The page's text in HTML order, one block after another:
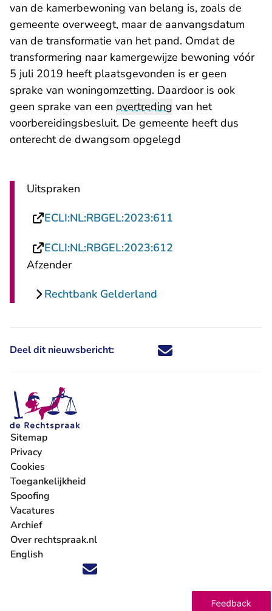
van de kamerbewoning van belang is, zoals de
gemeente overweegt, maar de aanvangsdatum
van de transformatie van het pand. Omdat de
transformering naar kamergewijze bewoning vóór
5 juli 2019 heeft plaatsgevonden is er geen
sprake van woningomzetting. Daardoor is ook
geen sprake van een overtreding van het
voorbereidingsbesluit. De gemeente heeft dus
onterecht de dwangsom opgelegd
Uitspraken
ECLI:NL:RBGEL:2023:611
ECLI:NL:RBGEL:2023:612
Afzender
Rechtbank Gelderland
Deel dit nieuwsbericht: Deel dit nieuwsbericht via X -
Deel dit nieuwsbericht via
Deel dit nieuwsbericht
Deel dit
Volg ons op X (Twitter) - U verlaat Rechtspraak.nl
Volg ons op Facebook - U verlaat Rechtspraak.nl
Volg ons op Instagram - U verlaat Rechtspraak.nl
Volg ons op Youtube - U verlaat Rechtspraak.nl
Volg ons op LinkedIn - U verlaat
'Blijf op de hoogte' nieuwsbrief - U verlaat
Sitemap
Privacy
Cookies
Toegankelijkheid
Spoofing
Vacatures
- U verlaat Rechtspraak.nl
Archief
Over rechtspraak.nl
English